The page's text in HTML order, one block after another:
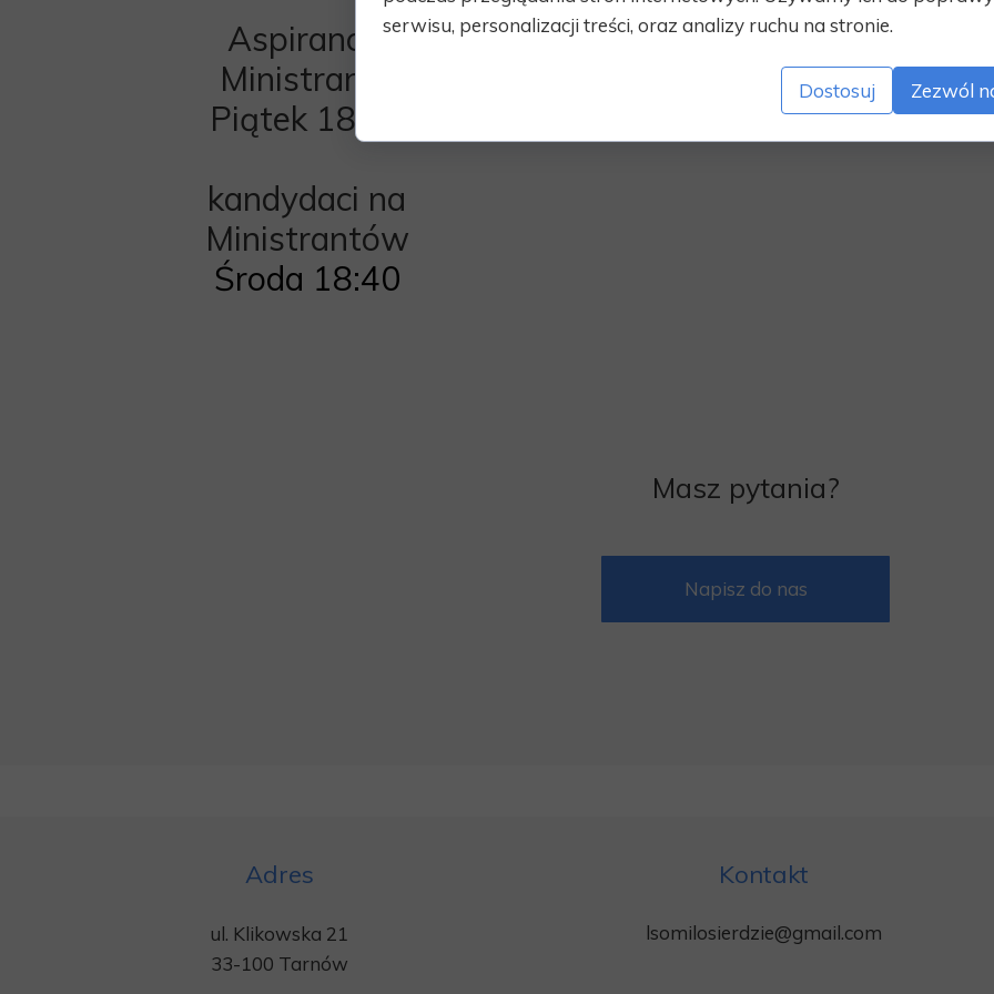
Aspiranci i
Ministranci:
Piątek 18:40
kandydaci na
Ministrantów
Środa 18:40
Masz pytania?
Napisz do nas
Adres
ul. Klikowska 21
33-100 Tarnów
Kontakt
lsomilosierdzie@gmail.com
serwisu, personalizacji treści, oraz analizy ruchu na stronie.
Dostosuj Zezwól